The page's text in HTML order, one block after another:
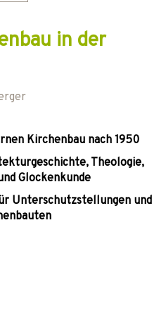
in der
Kirchenbau nach 1950
Theologie,
Glockenkunde
Unterschutzstellungen und